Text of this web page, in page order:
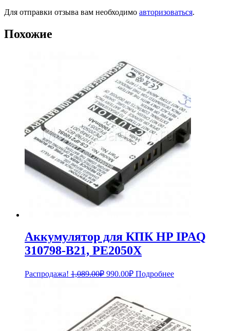
Для отправки отзыва вам необходимо авторизоваться.
Похожие
Аккумулятор для КПК HP IPAQ
310798-B21, PE2050X
Распродажа! 1,089.00₽ Первоначальная
1,089.00₽.
990.00₽Текущая
цена:
Подробнее